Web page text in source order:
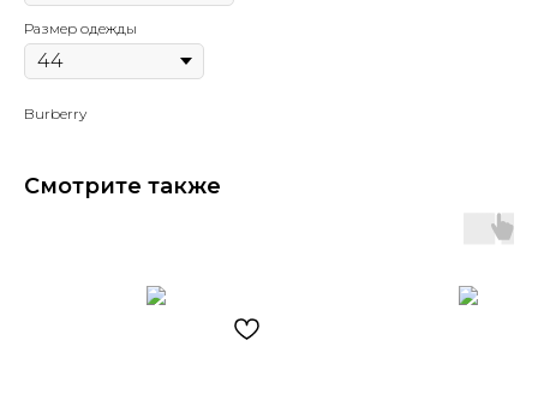
Размер одежды
Burberry
Смотрите также